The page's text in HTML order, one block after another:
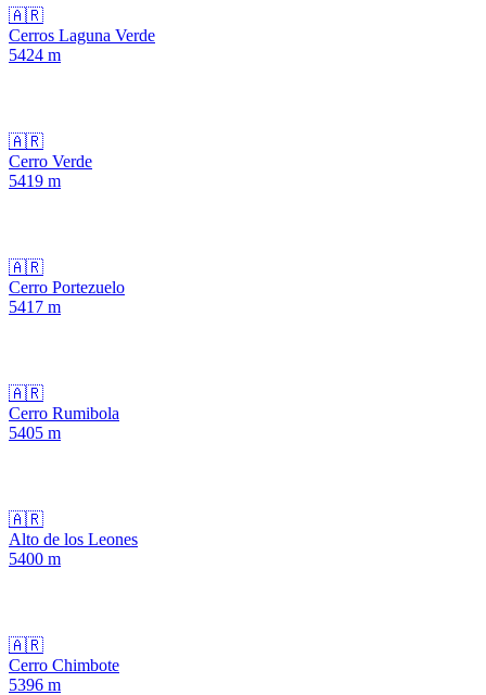
🇦🇷
Cerros Laguna Verde
5424 m
🇦🇷
Cerro Verde
5419 m
🇦🇷
Cerro Portezuelo
5417 m
🇦🇷
Cerro Rumibola
5405 m
🇦🇷
Alto de los Leones
5400 m
🇦🇷
Cerro Chimbote
5396 m